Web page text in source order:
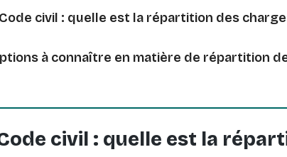
civil : quelle est la répartition des
à connaître en matière de répartition
civil : quelle est la